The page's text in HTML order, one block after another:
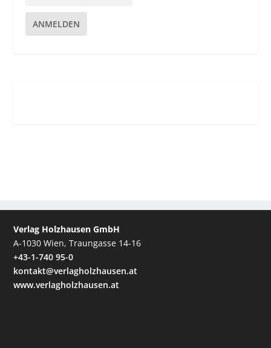
ANMELDEN
Verlag Holzhausen GmbH
A-1030 Wien, Traungasse 14-16
+43-1-740 95-0
kontakt@verlagholzhausen.at
www.verlagholzhausen.at